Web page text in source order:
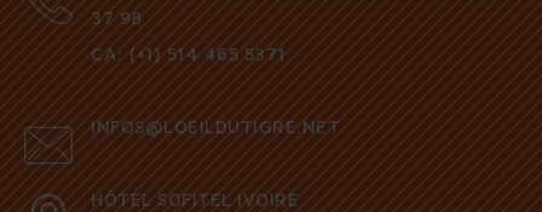
37 98
CA: (+1) 514 465 5371
INFOS@LOEILDUTIGRE.NET
HÔTEL SOFITEL IVOIRE